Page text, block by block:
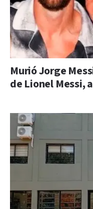
Murió Jorge
de Lionel Messi,